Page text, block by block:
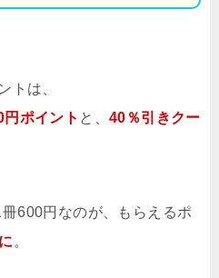
トは、
円ポイント と、40％引きクー
600円なのが、もらえるポ
。